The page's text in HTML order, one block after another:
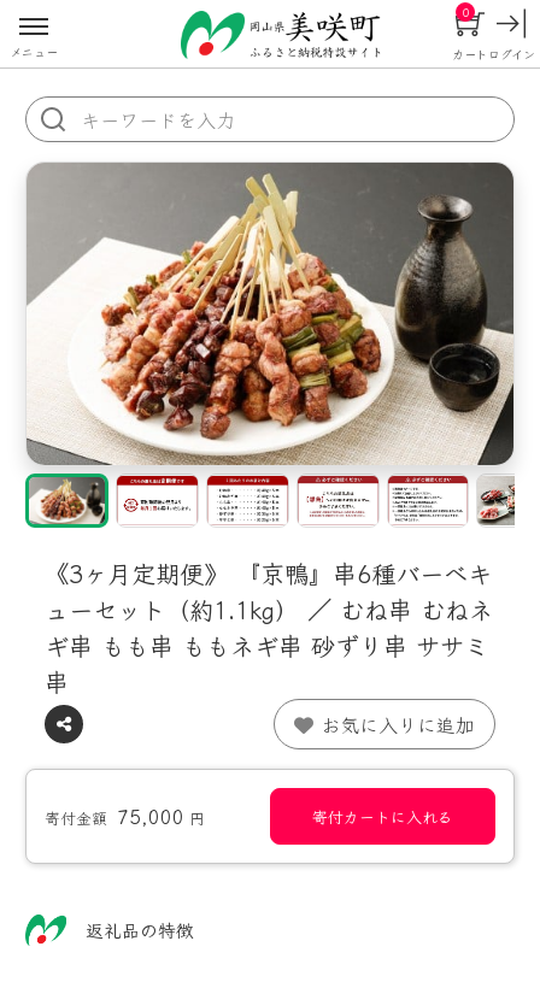
メニュー カート
0
ログイン
《3ヶ月定期便》 『京鴨』串6種バーベキ
ューセット（約1.1kg） ／ むね串 むねネ
ギ串 もも串 ももネギ串 砂ずり串 ササミ
串
お気に入りに追加
寄付金額 75,000 円 寄付カートに入れる
返礼品の特徴